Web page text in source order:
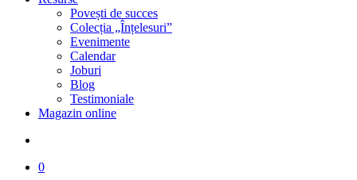
Povești de succes
Colecția „Înțelesuri”
Evenimente
Calendar
Joburi
Blog
Testimoniale
Magazin online
0